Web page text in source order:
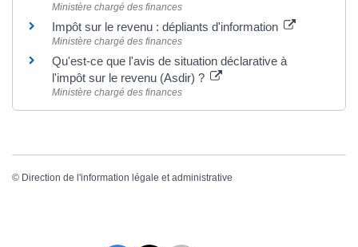
Ministère chargé des finances
Impôt sur le revenu : dépliants d'information
Ministère chargé des finances
Qu'est-ce que l'avis de situation déclarative à
l'impôt sur le revenu (Asdir) ?
Ministère chargé des finances
© Direction de l'information légale et administrative